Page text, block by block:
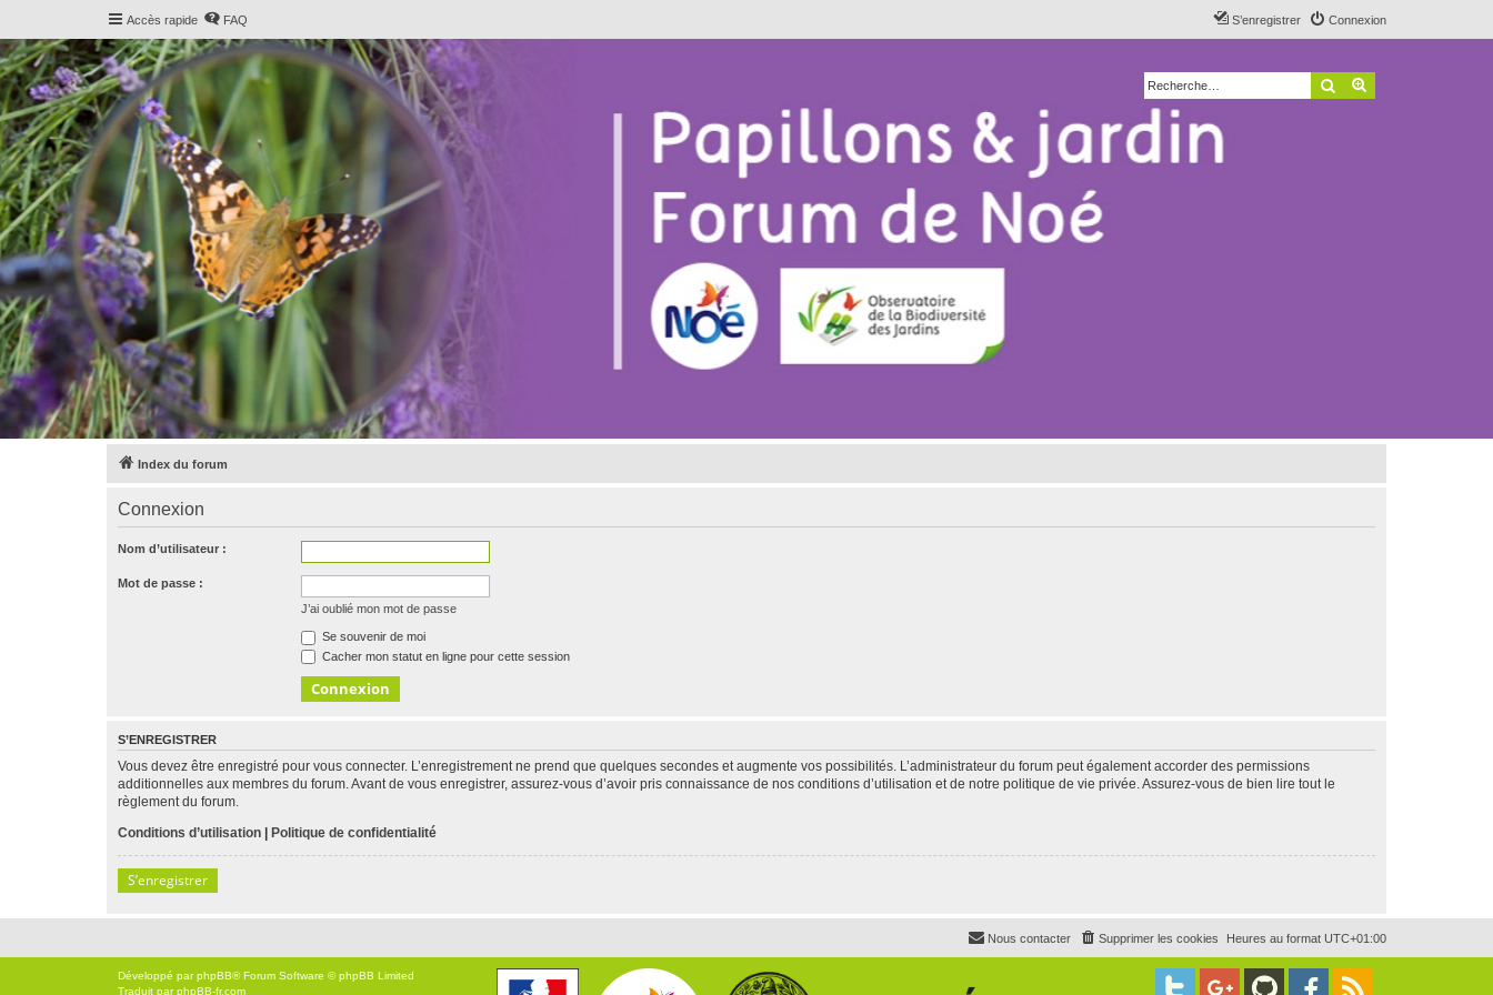
Accès rapide FAQ Connexion
S’enregistrer
Rechercher
Index du forum
Connexion
Nom d’utilisateur :
Mot de passe :
J’ai oublié mon mot de passe
Se souvenir de moi
Cacher mon statut en ligne pour cette session
S’ENREGISTRER
Vous devez être enregistré pour vous connecter. L’enregistrement ne prend que quelques secondes et augmente vos possibilités. L’administrateur du forum peut également accorder des permissions
additionnelles aux membres du forum. Avant de vous enregistrer, assurez-vous d’avoir pris connaissance de nos conditions d’utilisation et de notre politique de vie privée. Assurez-vous de bien lire tout le
règlement du forum.
Conditions d’utilisation | Politique de confidentialité
S’enregistrer
Heures au format UTC+01:00
Supprimer les cookies
Nous contacter
Développé parphpBB® Forum Software © phpBB Limited
Traduit parphpBB-fr.com